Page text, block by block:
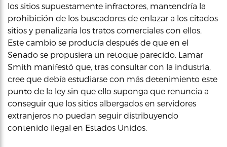
los sitios supuestamente infractores, mantendría la
prohibición de los buscadores de enlazar a los citados
sitios y penalizaría los tratos comerciales con ellos.
Este cambio se producía después de que en el
Senado se propusiera un retoque parecido. Lamar
Smith manifestó que, tras consultar con la industria,
cree que debía estudiarse con más detenimiento este
punto de la ley sin que ello suponga que renuncia a
conseguir que los sitios albergados en servidores
extranjeros no puedan seguir distribuyendo
contenido ilegal en Estados Unidos.